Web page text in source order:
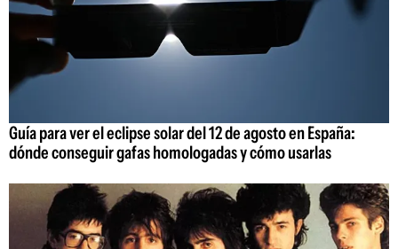
Guía para ver el eclipse solar del 12 de agosto en España:
dónde conseguir gafas homologadas y cómo usarlas